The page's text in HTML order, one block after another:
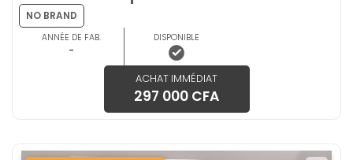
NO BRAND
ANNÉE DE FAB.
-
DISPONIBLE
ACHAT IMMÉDIAT
297 000 CFA